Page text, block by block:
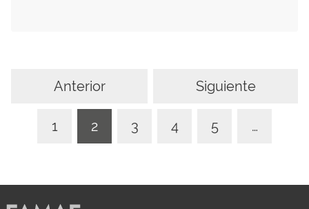
Anterior Siguiente
1 2 3 4 5 …